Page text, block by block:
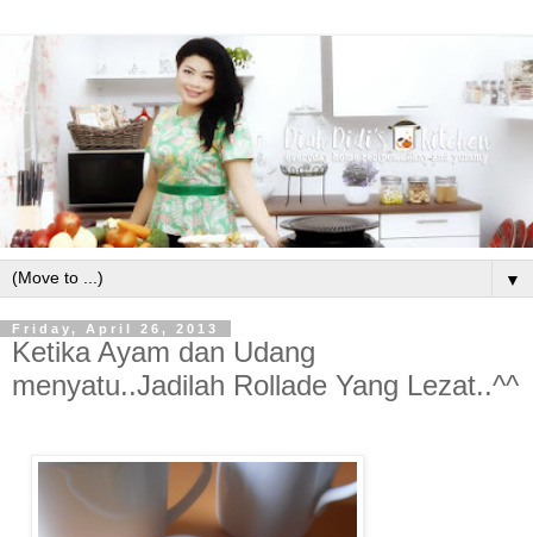
▼
Friday, April 26, 2013
Ketika Ayam dan Udang
menyatu..Jadilah Rollade Yang Lezat..^^